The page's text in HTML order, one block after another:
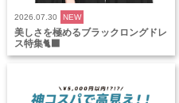
2026.07.30 NEW
美しさを極めるブラックロングドレ
ス特集🐈‍⬛